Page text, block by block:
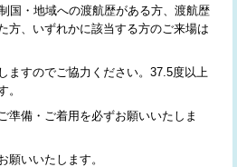
国・地域への渡航歴がある方、渡航歴
方、いずれかに該当する方のご来場は
ますのでご協力ください。37.5度以上
。
準備・ご着用を必ずお願いいたしま
願いいたします。